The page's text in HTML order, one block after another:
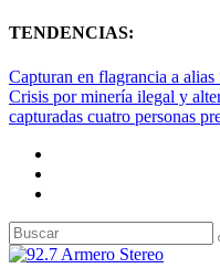
TENDENCIAS:
Capturan en flagrancia a
Crisis por minería ilegal y
capturadas cuatro personas